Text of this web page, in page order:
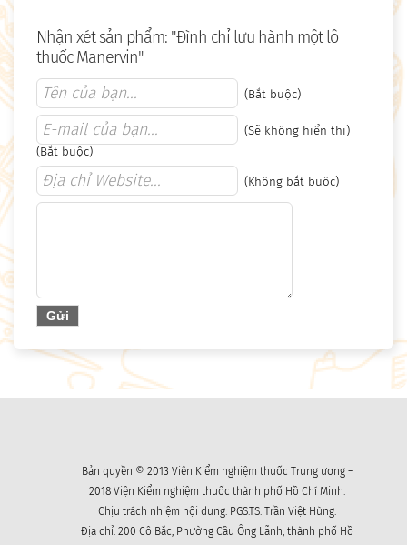
Nhận xét sản phẩm: "Đình chỉ lưu hành một lô
thuốc Manervin"
(Bắt buộc)
(Sẽ không hiển thị)
(Bắt buộc)
(Không bắt buộc)
Bản quyền © 2013 Viện Kiểm nghiệm thuốc Trung ương –
2018 Viện Kiểm nghiệm thuốc thành phố Hồ Chí Minh.
Chịu trách nhiệm nội dung: PGS.TS. Trần Việt Hùng.
Địa chỉ: 200 Cô Bắc, Phường Cầu Ông Lãnh, thành phố Hồ